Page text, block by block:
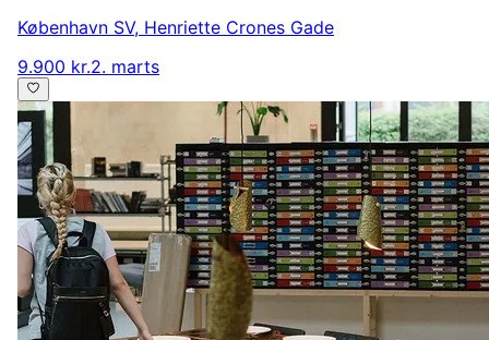
København SV, Henriette Crones Gade
9.900 kr.2. marts